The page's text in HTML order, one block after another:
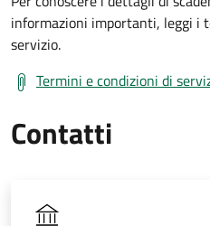
informazioni importanti, leggi i
servizio.
Termini e condizioni di
Contatti